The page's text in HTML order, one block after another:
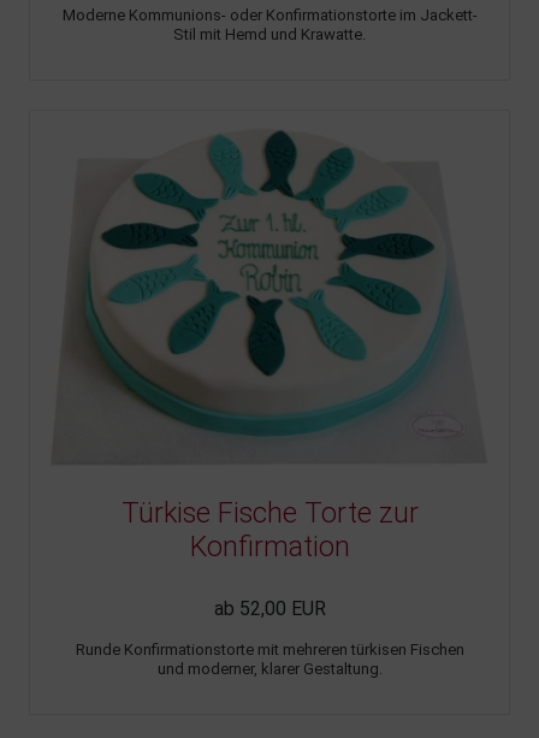
Moderne Kommunions- oder Konfirmationstorte im Jackett-
Stil mit Hemd und Krawatte.
Türkise Fische Torte zur
Konfirmation
ab 52,00 EUR
Runde Konfirmationstorte mit mehreren türkisen Fischen
und moderner, klarer Gestaltung.